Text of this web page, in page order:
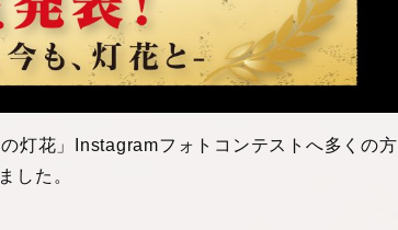
灯花」Instagramフォトコンテストへ多くの方
した。